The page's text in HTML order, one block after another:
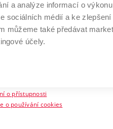
UČENÍ TECHNICKÉ V BRNĚ
548/1
www.vut.cz
o přístupnosti
o používání cookies
a analýze informací o
sociálních médií a ke zlepšení
můžeme také předávat
účely.